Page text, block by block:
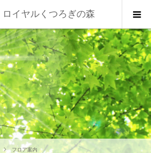
イヤルくつろぎの森
フロア案内